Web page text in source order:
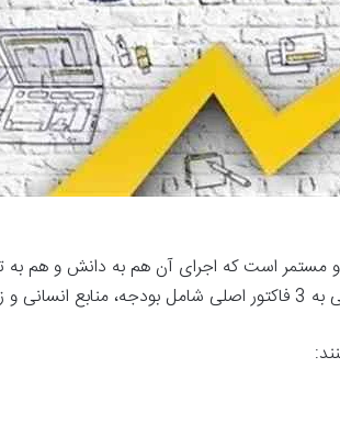
مستمر است که اجرای آن هم به دانش و هم به
داشت.